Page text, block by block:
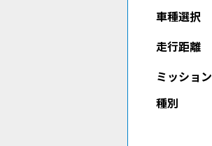
車種選択
走行距離
ミッション
種別